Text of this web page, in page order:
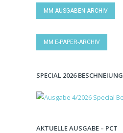
MM AUSGABEN-ARCHIV
MM E-PAPER-ARCHIV
SPECIAL 2026 BESCHNEIUNG
AKTUELLE AUSGABE – PCT